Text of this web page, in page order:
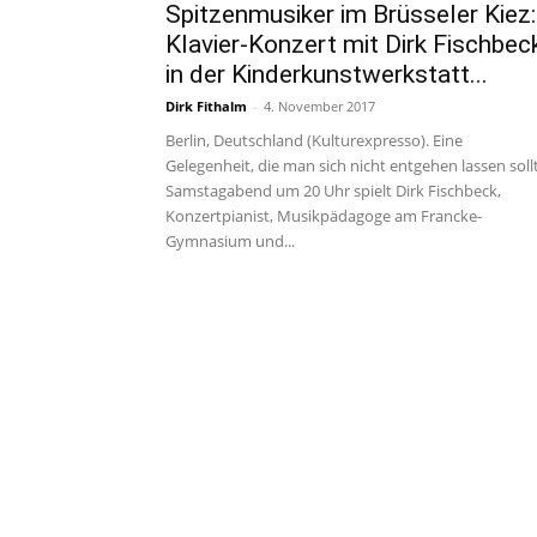
Spitzenmusiker im Brüsseler Kiez:
Klavier-Konzert mit Dirk
in der Kinderkunstwerkstatt...
Dirk Fithalm - 4. November 2017
Berlin, Deutschland (Kulturexpresso). Eine
Gelegenheit, die man sich nicht entgehen lassen
Samstagabend um 20 Uhr spielt Dirk Fischbeck,
Konzertpianist, Musikpädagoge am Francke-
Gymnasium und...